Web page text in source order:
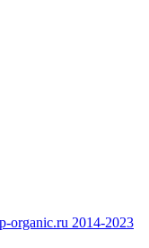
organic.ru 2014-2023